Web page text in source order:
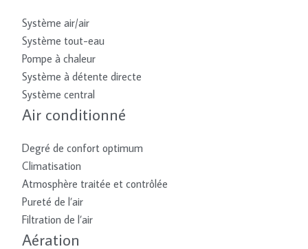
Système air/air
Système tout-eau
Pompe à chaleur
Système à détente directe
Système central
Air conditionné
Degré de confort optimum
Climatisation
Atmosphère traitée et contrôlée
Pureté de l’air
Filtration de l’air
Aération